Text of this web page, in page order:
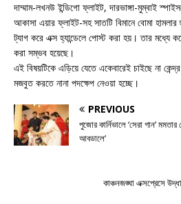
দাম্মাম-লখনউ ইন্ডিগো ফ্লাইট, দারভাঙ্গা-মুম্বাই
আকাসা এয়ার ফ্লাইট-সহ সাতটি বিমানে বোমা হামলার
ট্যাগ করে এক্স হ্যান্ডেলে পোস্ট করা হয়। তার মধ্যে
করা সম্ভব হয়েছে।
এই বিষয়টিকে এড়িয়ে যেতে একেবারেই চাইছে না
মজবুত করতে নানা পদক্ষেপ নেওয়া হচ্ছে।
PREVIOUS
পুজোর কার্নিভালে ‘সেরা গান’
আবডালে’
কাঞ্চনজঙ্ঘা এক্সপ্রেসে